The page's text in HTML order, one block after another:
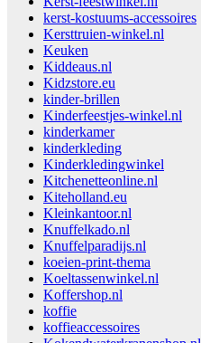
kerst-kostuums-accessoires
Kersttruien-winkel.nl
Keuken
Kiddeaus.nl
Kidzstore.eu
kinder-brillen
Kinderfeestjes-winkel.nl
kinderkamer
kinderkleding
Kinderkledingwinkel
Kitchenetteonline.nl
Kiteholland.eu
Kleinkantoor.nl
Knuffelkado.nl
Knuffelparadijs.nl
koeien-print-thema
Koeltassenwinkel.nl
Koffershop.nl
koffie
koffieaccessoires